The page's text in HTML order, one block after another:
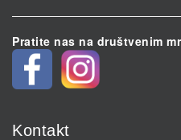
Pratite nas na društvenim
Kontakt